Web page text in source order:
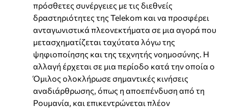
πρόσθετες συνέργειες με τις διεθνείς
δραστηριότητες της Telekom και να προσφέρει
ανταγωνιστικά πλεονεκτήματα σε μια αγορά που
μετασχηματίζεται ταχύτατα λόγω της
ψηφιοποίησης και της τεχνητής νοημοσύνης. Η
αλλαγή έρχεται σε μια περίοδο κατά την οποία ο
Όμιλος ολοκλήρωσε σημαντικές κινήσεις
αναδιάρθρωσης, όπως η αποεπένδυση από τη
Ρουμανία, και επικεντρώνεται πλέον